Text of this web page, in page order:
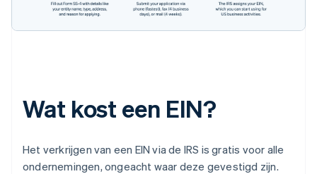
Wat kost een EIN?
Het verkrijgen van een EIN via de IRS is gratis voor alle
ondernemingen, ongeacht waar deze gevestigd zijn.